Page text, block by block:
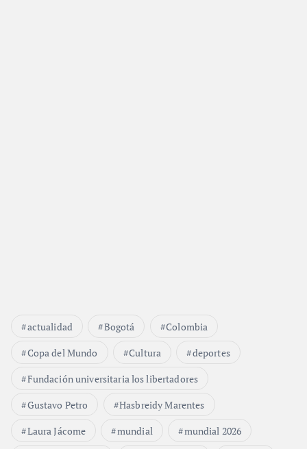
actualidad Bogotá
Colombia
Copa del Mundo
Cultura
deportes
Fundación universitaria los libertadores
Gustavo Petro
Hasbreidy Marentes
Laura Jácome
mundial
mundial 2026